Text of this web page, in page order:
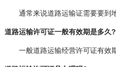
通常来说道路运输证需要要到地
道路运输许可证一般有效期是多久?
一般道路运输经营许可证有效期